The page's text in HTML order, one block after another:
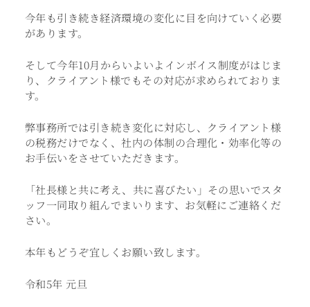
今年も引き続き経済環境の変化に目を向けていく必要
があります。
そして今年10月からいよいよインボイス制度がはじま
り、クライアント様でもその対応が求められておりま
す。
弊事務所では引き続き変化に対応し、クライアント様
の税務だけでなく、社内の体制の合理化・効率化等の
お手伝いをさせていただきます。
「社長様と共に考え、共に喜びたい」その思いでスタ
ッフ一同取り組んでまいります、お気軽にご連絡くだ
さい。
本年もどうぞ宜しくお願い致します。
令和5年 元旦